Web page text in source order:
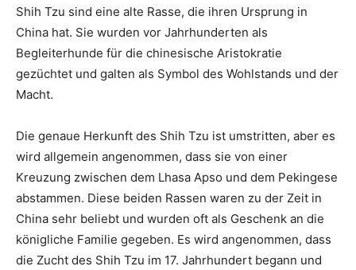
Shih Tzu sind eine alte Rasse, die ihren Ursprung in
China hat. Sie wurden vor Jahrhunderten als
Begleiterhunde für die chinesische Aristokratie
gezüchtet und galten als Symbol des Wohlstands und der
Macht.
Die genaue Herkunft des Shih Tzu ist umstritten, aber es
wird allgemein angenommen, dass sie von einer
Kreuzung zwischen dem Lhasa Apso und dem Pekingese
abstammen. Diese beiden Rassen waren zu der Zeit in
China sehr beliebt und wurden oft als Geschenk an die
königliche Familie gegeben. Es wird angenommen, dass
die Zucht des Shih Tzu im 17. Jahrhundert begann und